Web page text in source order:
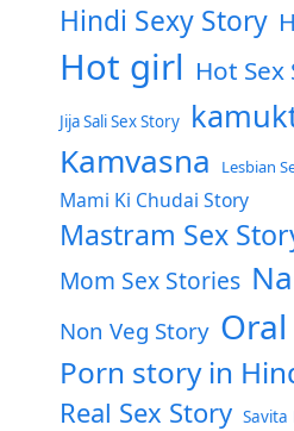
Hindi Sexy Story
Hot girl Hot Sex
Jija Sali Sex Story
Kamvasna Lesbian
Mami Ki Chudai Story
Mastram Sex
Mom Sex Stories
Non Veg Story Oral
Porn story in
Real Sex Story Savita